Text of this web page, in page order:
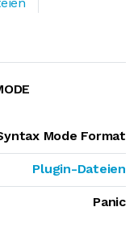
Mode Format
Plugin-Dateien
Panic